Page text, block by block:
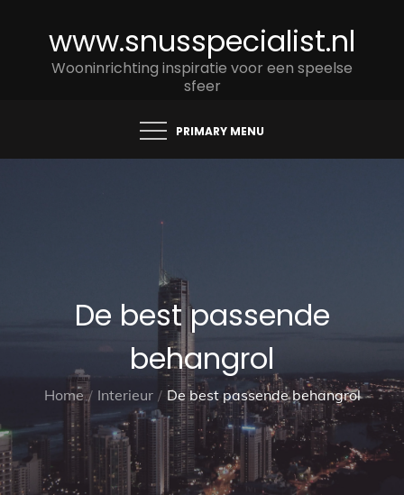
www.snusspecialist.nl
Wooninrichting inspiratie voor een speelse
sfeer
PRIMARY MENU
De best passende
behangrol
Home Interieur De best passende behangrol